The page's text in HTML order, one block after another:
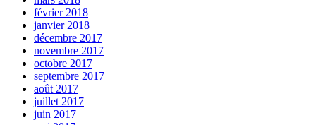
février 2018
janvier 2018
décembre 2017
novembre 2017
octobre 2017
septembre 2017
août 2017
juillet 2017
juin 2017